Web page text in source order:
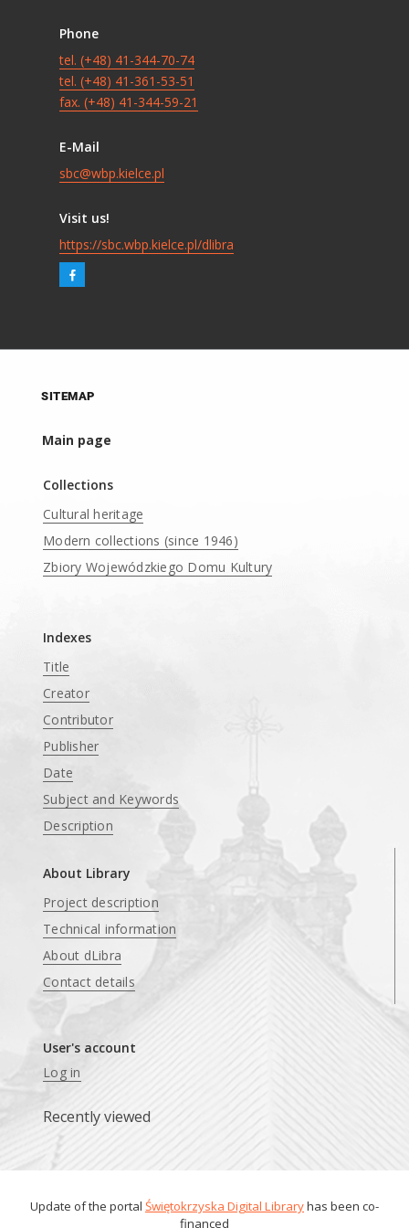
Phone
tel. (+48) 41-344-70-74
tel. (+48) 41-361-53-51
fax. (+48) 41-344-59-21
E-Mail
sbc@wbp.kielce.pl
Visit us!
https://sbc.wbp.kielce.pl/dlibra
SITEMAP
Main page
Collections
Cultural heritage
Modern collections (since 1946)
Zbiory Wojewódzkiego Domu Kultury
Indexes
Title
Creator
Contributor
Publisher
Date
Subject and Keywords
Description
About Library
Project description
Technical information
About dLibra
Contact details
User's account
Log in
Recently viewed
Update of the portal Świętokrzyska Digital Libraryhas been co-
financed